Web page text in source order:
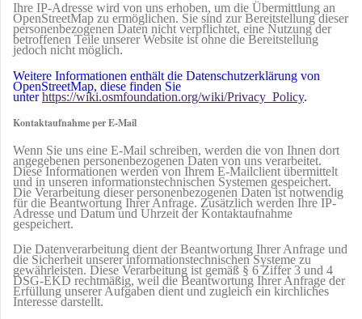
Ihre IP-Adresse wird von uns erhoben, um die Übermittlung an
OpenStreetMap zu ermöglichen. Sie sind zur Bereitstellung dieser
personenbezogenen Daten nicht verpflichtet, eine Nutzung der
betroffenen Teile unserer Website ist ohne die Bereitstellung
jedoch nicht möglich.
Weitere Informationen enthält die Datenschutzerklärung von
OpenStreetMap, diese finden Sie
unterhttps://wiki.osmfoundation.org/wiki/Privacy_Policy.
Kontaktaufnahme per E-Mail
Wenn Sie uns eine E-Mail schreiben, werden die von Ihnen dort
angegebenen personenbezogenen Daten von uns verarbeitet.
Diese Informationen werden von Ihrem E-Mailclient übermittelt
und in unseren informationstechnischen Systemen gespeichert.
Die Verarbeitung dieser personenbezogenen Daten ist notwendig
für die Beantwortung Ihrer Anfrage. Zusätzlich werden Ihre IP-
Adresse und Datum und Uhrzeit der Kontaktaufnahme
gespeichert.
Die Datenverarbeitung dient der Beantwortung Ihrer Anfrage und
die Sicherheit unserer informationstechnischen Systeme zu
gewährleisten. Diese Verarbeitung ist gemäß § 6 Ziffer 3 und 4
DSG-EKD rechtmäßig, weil die Beantwortung Ihrer Anfrage der
Erfüllung unserer Aufgaben dient und zugleich ein kirchliches
Interesse darstellt.